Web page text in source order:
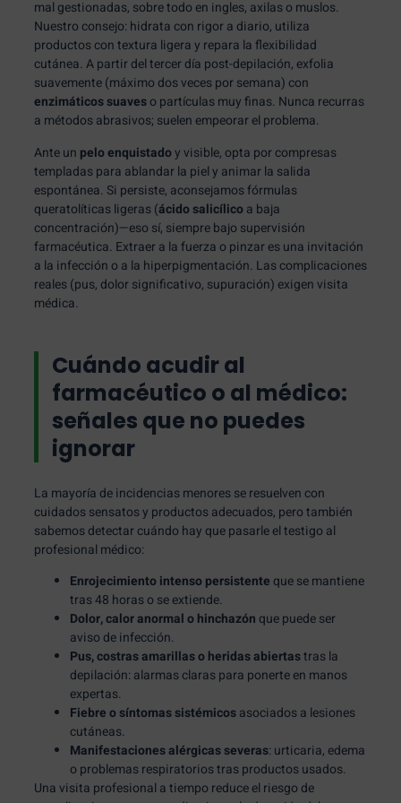
mal gestionadas, sobre todo en ingles, axilas o muslos.
Nuestro consejo: hidrata con rigor a diario, utiliza
productos con textura ligera y repara la flexibilidad
cutánea. A partir del tercer día post-depilación, exfolia
suavemente (máximo dos veces por semana) con
enzimáticos suaveso partículas muy finas. Nunca recurras
a métodos abrasivos; suelen empeorar el problema.
Ante un pelo enquistadoy visible, opta por compresas
templadas para ablandar la piel y animar la salida
espontánea. Si persiste, aconsejamos fórmulas
queratolíticas ligeras (ácido salicílicoa baja
concentración)—eso sí, siempre bajo supervisión
farmacéutica. Extraer a la fuerza o pinzar es una invitación
a la infección o a la hiperpigmentación. Las complicaciones
reales (pus, dolor significativo, supuración) exigen visita
médica.
Cuándo acudir al
farmacéutico o al médico:
señales que no puedes
ignorar
La mayoría de incidencias menores se resuelven con
cuidados sensatos y productos adecuados, pero también
sabemos detectar cuándo hay que pasarle el testigo al
profesional médico:
Enrojecimiento intenso persistente que se mantiene
tras 48 horas o se extiende.
Dolor, calor anormal o hinchazón que puede ser
aviso de infección.
Pus, costras amarillas o heridas abiertastras la
depilación: alarmas claras para ponerte en manos
expertas.
Fiebre o síntomas sistémicosasociados a lesiones
cutáneas.
Manifestaciones alérgicas severas: urticaria, edema
o problemas respiratorios tras productos usados.
Una visita profesional a tiempo reduce el riesgo de